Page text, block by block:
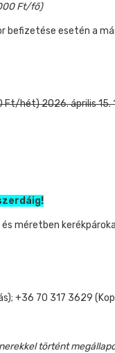
Ft/fő)
befizetése esetén a
Ft/hét) 2026. április 15.
méretben
+36 70 317 3629
történt